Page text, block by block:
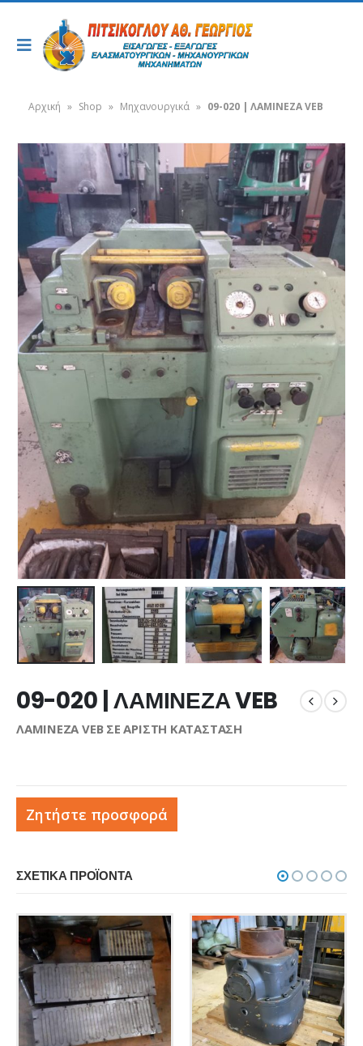
Αρχική » Shop » Μηχανουργικά » 09-020 | ΛΑΜΙΝΕΖΑ VEB
09-020 | ΛΑΜΙΝΕΖΑ VEB
ΛΑΜΙΝΕΖΑ VEB ΣΕ ΑΡΙΣΤΗ ΚΑΤΑΣΤΑΣΗ
Ζητήστε προσφορά
ΣΧΕΤΙΚΆ ΠΡΟΪΌΝΤΑ
ΜΗΧΑΝΟΥΡΓΙΚΆ , ΡΕΚΤΙΦΙΈ